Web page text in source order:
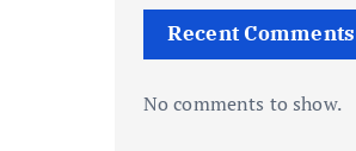
Recent Comments
No comments to show.